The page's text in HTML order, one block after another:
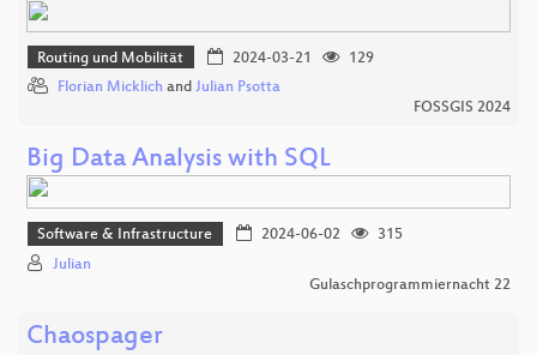
Routing und Mobilität 2024-03-21
129
Florian Micklich and Julian Psotta
FOSSGIS 2024
Big Data Analysis with SQL
Software & Infrastructure 2024-06-02
315
Julian
Gulaschprogrammiernacht 22
Chaospager